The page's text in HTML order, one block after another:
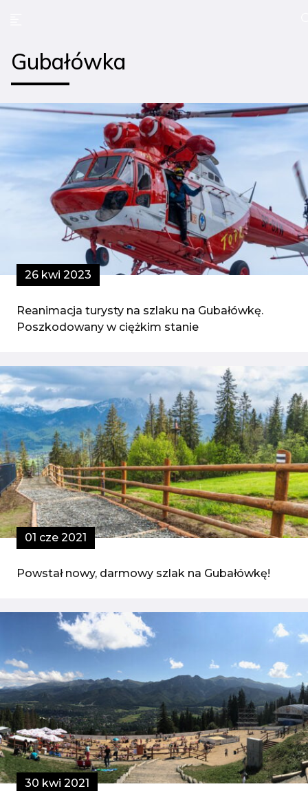
Gubałówka
26 kwi 2023
Reanimacja turysty na szlaku na Gubałówkę.
Poszkodowany w ciężkim stanie
01 cze 2021
Powstał nowy, darmowy szlak na Gubałówkę!
30 kwi 2021